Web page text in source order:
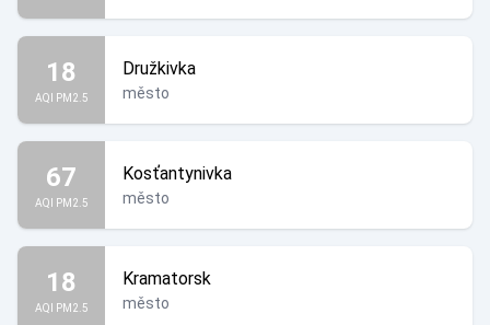
18
AQI PM2.5
Družkivka
město
67
AQI PM2.5
Kosťantynivka
město
18
AQI PM2.5
Kramatorsk
město